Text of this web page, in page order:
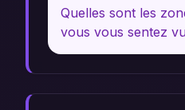
Quelles sont les
vous vous sentez